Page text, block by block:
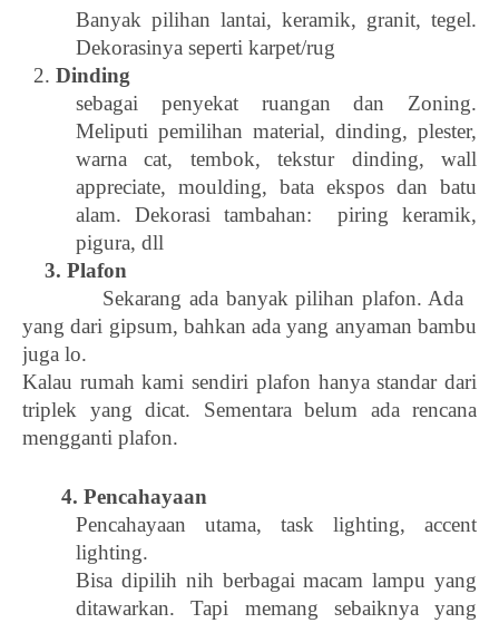
Banyak pilihan lantai, keramik, granit, tegel.
Dekorasinya seperti karpet/rug
2. Dinding
sebagai penyekat ruangan dan Zoning.
Meliputi pemilihan material, dinding, plester,
warna cat, tembok, tekstur dinding, wall
appreciate, moulding, bata ekspos dan batu
alam. Dekorasi tambahan:  piring keramik,
pigura, dll
3. Plafon
Sekarang ada banyak pilihan plafon. Ada
yang dari gipsum, bahkan ada yang anyaman bambu
juga lo.
Kalau rumah kami sendiri plafon hanya standar dari
triplek yang dicat. Sementara belum ada rencana
mengganti plafon.
4. Pencahayaan
Pencahayaan utama, task lighting, accent
lighting.
Bisa dipilih nih berbagai macam lampu yang
ditawarkan. Tapi memang sebaiknya yang